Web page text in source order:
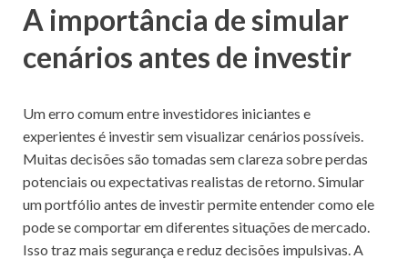
A importância de simular
cenários antes de investir
Um erro comum entre investidores iniciantes e
experientes é investir sem visualizar cenários possíveis.
Muitas decisões são tomadas sem clareza sobre perdas
potenciais ou expectativas realistas de retorno. Simular
um portfólio antes de investir permite entender como ele
pode se comportar em diferentes situações de mercado.
Isso traz mais segurança e reduz decisões impulsivas. A